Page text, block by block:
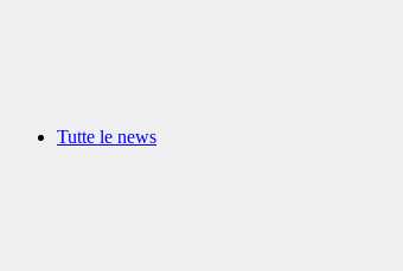
Tutte le news